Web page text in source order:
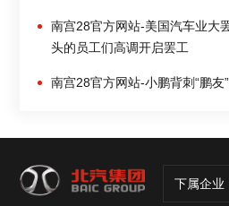
南宫28官方网站-美国汽车业大
头的员工们高调开启罢工
南宫28官方网站-小鹏背刺“鹏友”
下属企业